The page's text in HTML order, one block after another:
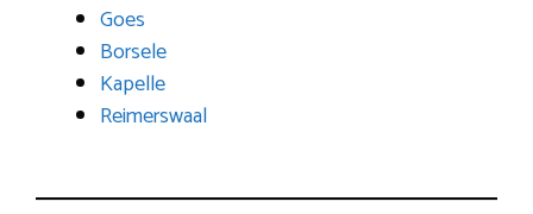
Goes
Borsele
Kapelle
Reimerswaal